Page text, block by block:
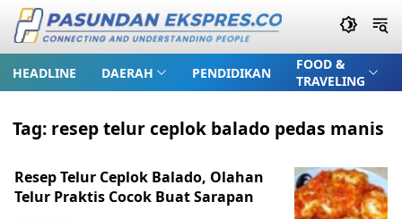
HEADLINE DAERAH PENDIDIKAN
FOOD &
TRAVELING
Tag: resep telur ceplok balado pedas manis
Resep Telur Ceplok Balado, Olahan
Telur Praktis Cocok Buat Sarapan